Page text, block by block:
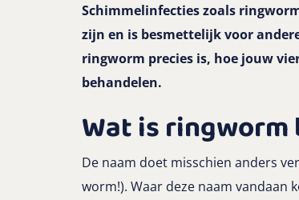
Schimmelinfecties zoals
zijn en is besmettelijk voor
ringworm precies is, hoe jouw
behandelen.
Wat is ringworm
De naam doet misschien anders
worm!). Waar deze naam vandaan